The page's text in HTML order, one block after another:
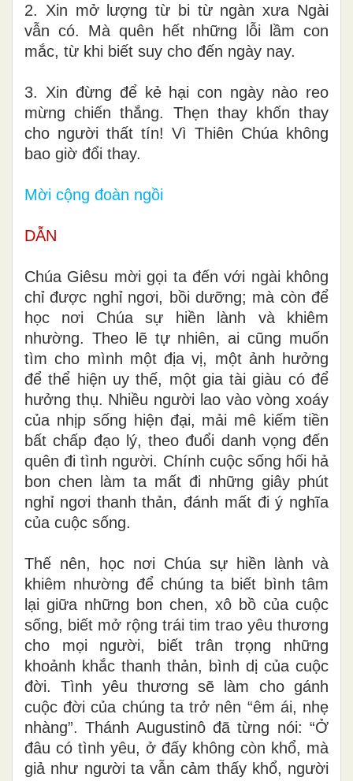
2. Xin mở lượng từ bi từ ngàn xưa Ngài
vẫn có. Mà quên hết những lỗi lầm con
mắc, từ khi biết suy cho đến ngày nay.
3. Xin đừng để kẻ hại con ngày nào reo
mừng chiến thắng. Thẹn thay khốn thay
cho người thất tín! Vì Thiên Chúa không
bao giờ đổi thay.
Mời cộng đoàn ngồi
DẪN
Chúa Giêsu mời gọi ta đến với ngài không
chỉ được nghỉ ngơi, bồi dưỡng; mà còn để
học nơi Chúa sự hiền lành và khiêm
nhường. Theo lẽ tự nhiên, ai cũng muốn
tìm cho mình một địa vị, một ảnh hưởng
để thể hiện uy thế, một gia tài giàu có để
hưởng thụ. Nhiều người lao vào vòng xoáy
của nhịp sống hiện đại, mải mê kiếm tiền
bất chấp đạo lý, theo đuổi danh vọng đến
quên đi tình người. Chính cuộc sống hối hả
bon chen làm ta mất đi những giây phút
nghỉ ngơi thanh thản, đánh mất đi ý nghĩa
của cuộc sống.
Thế nên, học nơi Chúa sự hiền lành và
khiêm nhường để chúng ta biết bình tâm
lại giữa những bon chen, xô bồ của cuộc
sống, biết mở rộng trái tim trao yêu thương
cho mọi người, biết trân trọng những
khoảnh khắc thanh thản, bình dị của cuộc
đời. Tình yêu thương sẽ làm cho gánh
cuộc đời của chúng ta trở nên “êm ái, nhẹ
nhàng”. Thánh Augustinô đã từng nói: “Ở
đâu có tình yêu, ở đấy không còn khổ, mà
giả như người ta vẫn cảm thấy khổ, người